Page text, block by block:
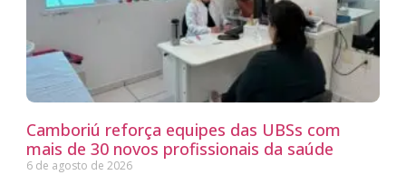
Camboriú reforça equipes das UBSs com
mais de 30 novos profissionais da saúde
6 de agosto de 2026